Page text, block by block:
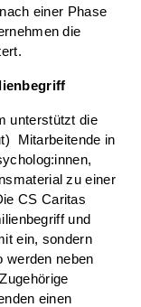
einer Phase
die
unterstützt die
Mitarbeitende in
zu einer
CS Caritas
und
ein, sondern
werden neben
einen